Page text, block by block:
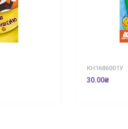
КН1686001У
30.00₴